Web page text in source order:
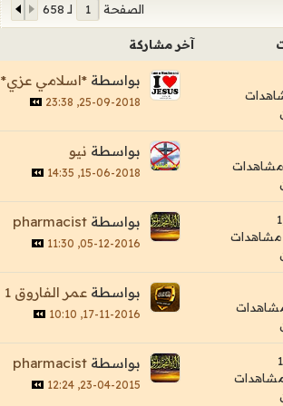
الصفحة لـ 658
آخر مشاركة
بواسطة*اسلامي عزي*
25-09-2018, 23:38
بواسطة نيو
15-06-2018, 14:35
بواسطةpharmacist
05-12-2016, 11:30
بواسطةعمر الفاروق 1
17-11-2016, 10:10
بواسطةpharmacist
23-04-2015, 12:24